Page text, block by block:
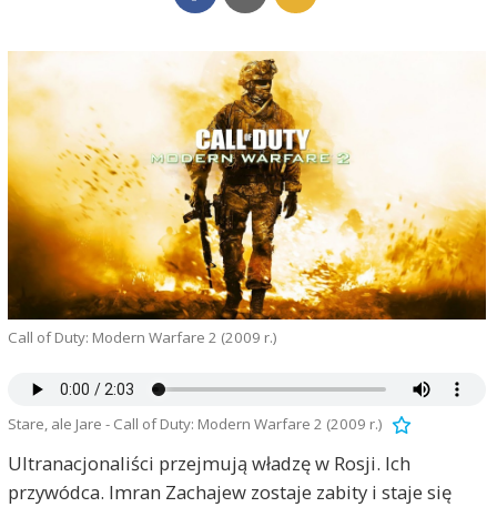
Call of Duty: Modern Warfare 2 (2009 r.)
Stare, ale Jare - Call of Duty: Modern Warfare 2 (2009 r.)
Ultranacjonaliści przejmują władzę w Rosji. Ich
przywódca. Imran Zachajew zostaje zabity i staje się